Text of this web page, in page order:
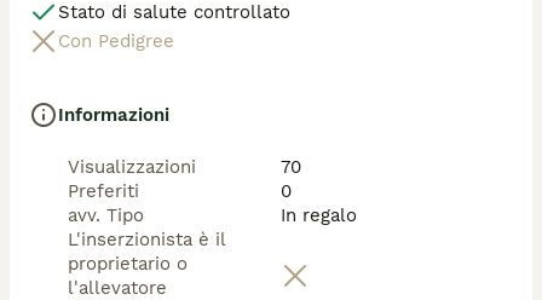
Stato di salute controllato
Con Pedigree
Informazioni
Visualizzazioni
70
Preferiti
0
avv. Tipo
In regalo
L'inserzionista è il
proprietario o
l'allevatore